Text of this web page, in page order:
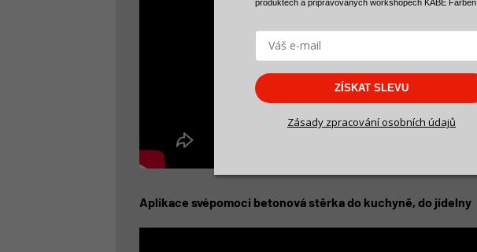
Aplikace svépomoci betonová stěrka do kuchyně, do jídelny
produktech a připravovaných workshopech KABE Farben.
ZÍSKAT SLEVU
Zásady zpracování osobních údajů